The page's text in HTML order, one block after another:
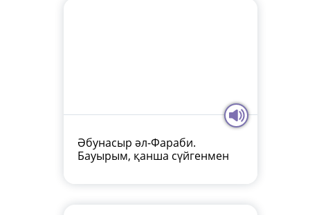
Әбунасыр әл-Фараби.
Бауырым, қанша сүйгенмен